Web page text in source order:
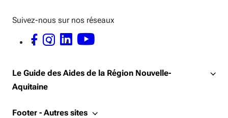
Suivez-nous sur nos réseaux
FACEBOOK - OUVERTURE DANS UNE NOUVELLE FENÊTRE
INSTAGRAM - OUVERTURE DANS UNE NOUVELLE FENÊTRE
LINKEDIN - OUVERTURE DANS UNE NOUVELLE FENÊTRE
YOUTUBE - OUVERTURE DANS UNE NOUVELLE FENÊTRE
Le Guide des Aides de la Région Nouvelle-
Aquitaine
Footer - Autres sites